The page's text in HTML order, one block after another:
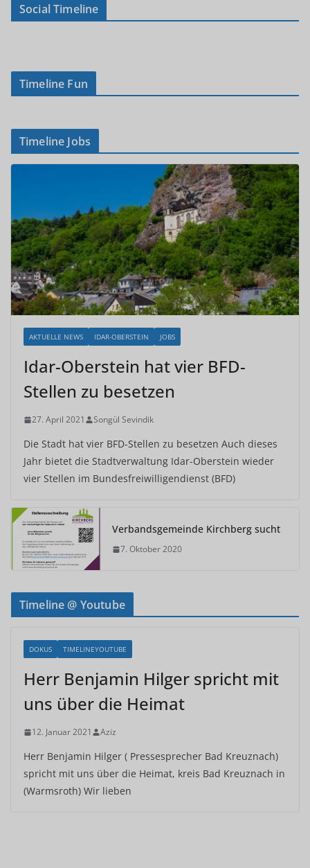
Social Timeline
Timeline Fun
Timeline Jobs
AKTUELLE NEWS IDAR-OBERSTEIN JOBS
Idar-Oberstein hat vier BFD-
Stellen zu besetzen
27. April 2021 Songül Sevindik
Die Stadt hat vier BFD-Stellen zu besetzen Auch dieses
Jahr bietet die Stadtverwaltung Idar-Oberstein wieder
vier Stellen im Bundesfreiwilligendienst (BFD)
Verbandsgemeinde Kirchberg sucht
7. Oktober 2020
Timeline @ Youtube
DOKUS TIMELINEYOUTUBE
Herr Benjamin Hilger spricht mit
uns über die Heimat
12. Januar 2021 Aziz
Herr Benjamin Hilger ( Pressesprecher Bad Kreuznach)
spricht mit uns über die Heimat, kreis Bad Kreuznach in
(Warmsroth) Wir lieben